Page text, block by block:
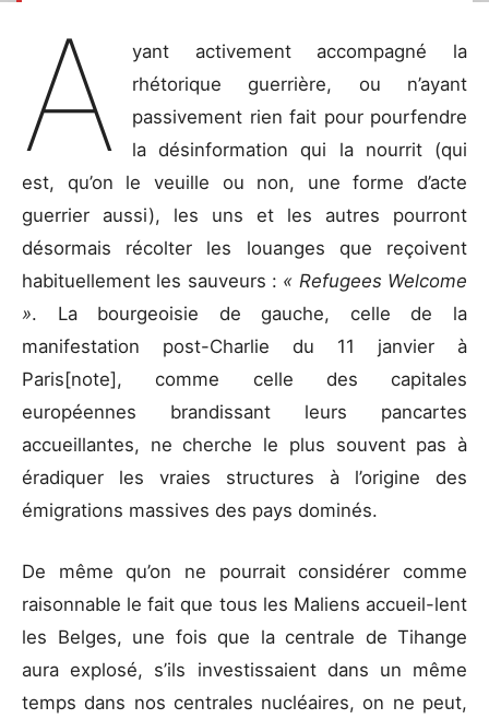
A
yant activement accompagné la
rhétorique guerrière, ou n’ayant
passivement rien fait pour pourfendre
la désinformation qui la nourrit (qui
est, qu’on le veuille ou non, une forme d’acte
guerrier aussi), les uns et les autres pourront
désormais récolter les louanges que reçoivent
habituellement les sauveurs : « Refugees Welcome
». La bourgeoisie de gauche, celle de la
manifestation post-Charlie du 11 janvier à
Paris[note], comme celle des capitales
européennes brandissant leurs pancartes
accueillantes, ne cherche le plus souvent pas à
éradiquer les vraies structures à l’origine des
émigrations massives des pays dominés.
De même qu’on ne pourrait considérer comme
raisonnable le fait que tous les Maliens accueil-lent
les Belges, une fois que la centrale de Tihange
aura explosé, s’ils investissaient dans un même
temps dans nos centrales nucléaires, on ne peut,